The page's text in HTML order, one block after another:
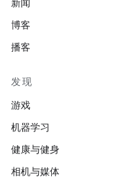
新闻
博客
播客
发现
游戏
机器学习
健康与健身
相机与媒体